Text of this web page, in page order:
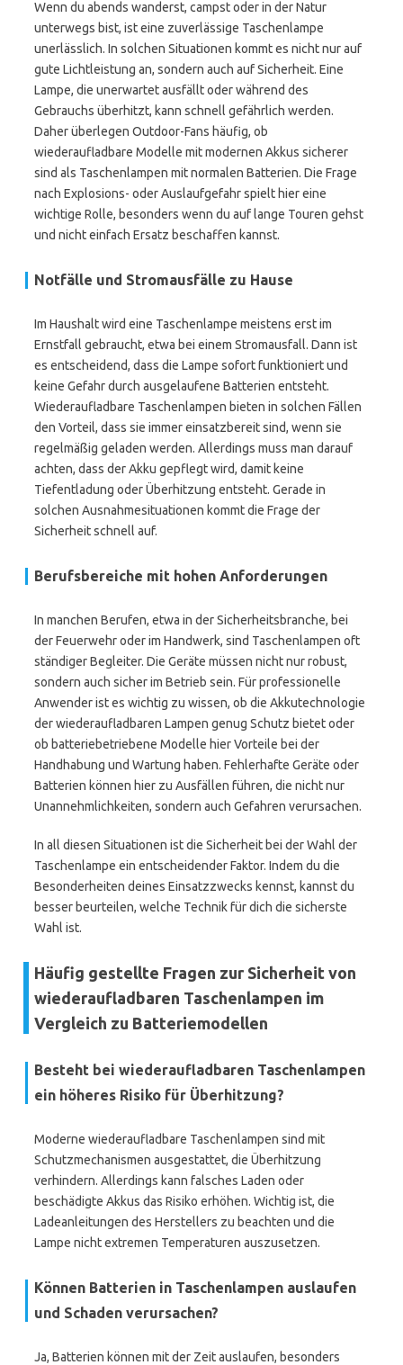
Wenn du abends wanderst, campst oder in der Natur
unterwegs bist, ist eine zuverlässige Taschenlampe
unerlässlich. In solchen Situationen kommt es nicht nur auf
gute Lichtleistung an, sondern auch auf Sicherheit. Eine
Lampe, die unerwartet ausfällt oder während des
Gebrauchs überhitzt, kann schnell gefährlich werden.
Daher überlegen Outdoor-Fans häufig, ob
wiederaufladbare Modelle mit modernen Akkus sicherer
sind als Taschenlampen mit normalen Batterien. Die Frage
nach Explosions- oder Auslaufgefahr spielt hier eine
wichtige Rolle, besonders wenn du auf lange Touren gehst
und nicht einfach Ersatz beschaffen kannst.
Notfälle und Stromausfälle zu Hause
Im Haushalt wird eine Taschenlampe meistens erst im
Ernstfall gebraucht, etwa bei einem Stromausfall. Dann ist
es entscheidend, dass die Lampe sofort funktioniert und
keine Gefahr durch ausgelaufene Batterien entsteht.
Wiederaufladbare Taschenlampen bieten in solchen Fällen
den Vorteil, dass sie immer einsatzbereit sind, wenn sie
regelmäßig geladen werden. Allerdings muss man darauf
achten, dass der Akku gepflegt wird, damit keine
Tiefentladung oder Überhitzung entsteht. Gerade in
solchen Ausnahmesituationen kommt die Frage der
Sicherheit schnell auf.
Berufsbereiche mit hohen Anforderungen
In manchen Berufen, etwa in der Sicherheitsbranche, bei
der Feuerwehr oder im Handwerk, sind Taschenlampen oft
ständiger Begleiter. Die Geräte müssen nicht nur robust,
sondern auch sicher im Betrieb sein. Für professionelle
Anwender ist es wichtig zu wissen, ob die Akkutechnologie
der wiederaufladbaren Lampen genug Schutz bietet oder
ob batteriebetriebene Modelle hier Vorteile bei der
Handhabung und Wartung haben. Fehlerhafte Geräte oder
Batterien können hier zu Ausfällen führen, die nicht nur
Unannehmlichkeiten, sondern auch Gefahren verursachen.
In all diesen Situationen ist die Sicherheit bei der Wahl der
Taschenlampe ein entscheidender Faktor. Indem du die
Besonderheiten deines Einsatzzwecks kennst, kannst du
besser beurteilen, welche Technik für dich die sicherste
Wahl ist.
Häufig gestellte Fragen zur Sicherheit von
wiederaufladbaren Taschenlampen im
Vergleich zu Batteriemodellen
Besteht bei wiederaufladbaren Taschenlampen
ein höheres Risiko für Überhitzung?
Moderne wiederaufladbare Taschenlampen sind mit
Schutzmechanismen ausgestattet, die Überhitzung
verhindern. Allerdings kann falsches Laden oder
beschädigte Akkus das Risiko erhöhen. Wichtig ist, die
Ladeanleitungen des Herstellers zu beachten und die
Lampe nicht extremen Temperaturen auszusetzen.
Können Batterien in Taschenlampen auslaufen
und Schaden verursachen?
Ja, Batterien können mit der Zeit auslaufen, besonders